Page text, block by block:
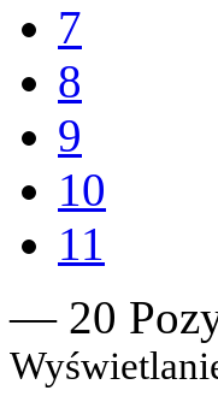
7
8
9
10
11
— 20